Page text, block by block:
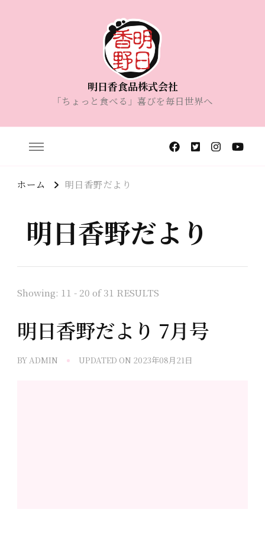
明日香食品株式会社
「ちょっと食べる」喜びを毎日世界へ
ホーム 明日香野だより
明日香野だより
Showing: 11 - 20 of 31 RESULTS
明日香野だより 7月号
BYADMIN UPDATED ON 2023年08月21日